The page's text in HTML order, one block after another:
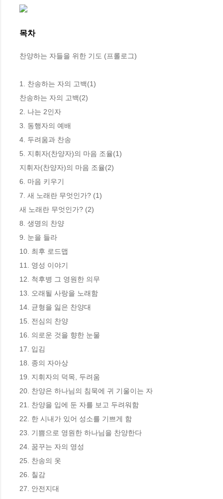
목차
찬양하는 자들을 위한 기도 (프롤로그)
1. 찬송하는 자의 고백(1)
찬송하는 자의 고백(2)
2. 나는 2인자
3. 동행자의 예배
4. 두려움과 찬송
5. 지휘자(찬양자)의 마음 조율(1)
지휘자(찬양자)의 마음 조율(2)
6. 마음 키우기
7. 새 노래란 무엇인가? (1)
새 노래란 무엇인가? (2)
8. 생명의 찬양
9. 눈을 들라
10. 최후 로드맵
11. 영성 이야기
12. 척후병 그 영원한 의무
13. 오래될 사랑을 노래함
14. 균형을 잃은 찬양대
15. 전심의 찬양
16. 의로운 것을 향한 눈물
17. 입김
18. 종의 자아상
19. 지휘자의 덕목, 두려움
20. 찬양은 하나님의 침묵에 귀 기울이는 자
21. 찬양을 입에 둔 자를 보고 두려워함
22. 한 시내가 있어 성소를 기쁘게 함
23. 기쁨으로 영원한 하나님을 찬양한다
24. 꿈꾸는 자의 영성
25. 찬송의 옷
26. 칠감
27. 안전지대